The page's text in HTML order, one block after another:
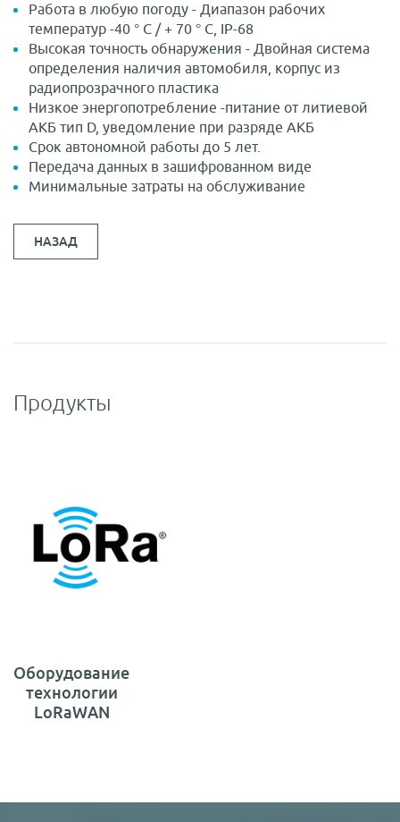
Работа в любую погоду - Диапазон рабочих
температур -40 ° C / + 70 ° С, IP-68
Высокая точность обнаружения - Двойная система
определения наличия автомобиля, корпус из
радиопрозрачного пластика
Низкое энергопотребление -питание от литиевой
АКБ тип D, уведомление при разряде АКБ
Срок автономной работы до 5 лет.
Передача данных в зашифрованном виде
Минимальные затраты на обслуживание
НАЗАД
Продукты
Оборудование
технологии
LoRaWAN